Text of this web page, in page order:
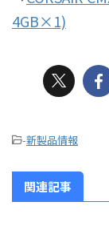
4GB×1)
-新製品情報
関連記事